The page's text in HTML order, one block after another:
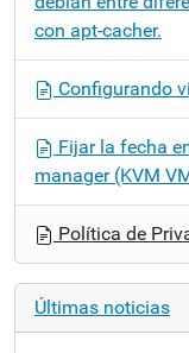
con apt-cacher.
Configurando
Fijar la fecha
manager (KVM
Política de
Últimas noticias